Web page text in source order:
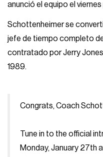
anunció el equipo el
Schottenheimer se
jefe de tiempo completo
contratado por Jerry
1989.
Congrats, Coach
Tune in to the official
Monday, January 27th